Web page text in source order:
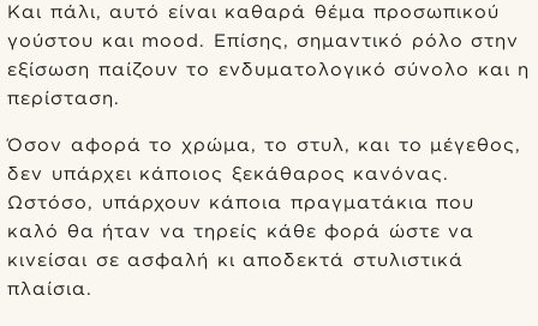
Και πάλι, αυτό είναι καθαρά θέμα προσωπικού
γούστου και mood. Επίσης, σημαντικό ρόλο στην
εξίσωση παίζουν το ενδυματολογικό σύνολο και η
περίσταση.
Όσον αφορά το χρώμα, το στυλ, και το μέγεθος,
δεν υπάρχει κάποιος ξεκάθαρος κανόνας.
Ωστόσο, υπάρχουν κάποια πραγματάκια που
καλό θα ήταν να τηρείς κάθε φορά ώστε να
κινείσαι σε ασφαλή κι αποδεκτά στυλιστικά
πλαίσια.